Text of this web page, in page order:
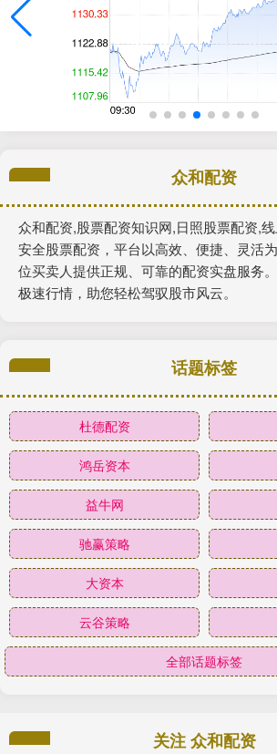
众和配资
众和配资,股票配资知识网,日照股票配资,
安全股票配资，平台以高效、便捷、灵活
位买卖人提供正规、可靠的配资实盘服务
极速行情，助您轻松驾驭股市风云。
话题标签
杜德配资
鸿岳资本
益牛网
驰赢策略
大资本
云谷策略
全部话题标签
关注 众和配资